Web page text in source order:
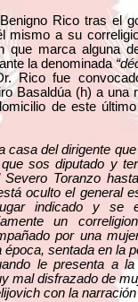
Rico tras el
mismo a su
que marca alguna
la denominada
Rico fue
Basaldúa (h) a una
de este
casa del dirigente
sos diputado y
Toranzo
oculto el general
indicado y se
un
por una
sentada en la
le presenta a la
mal disfrazado de
con la